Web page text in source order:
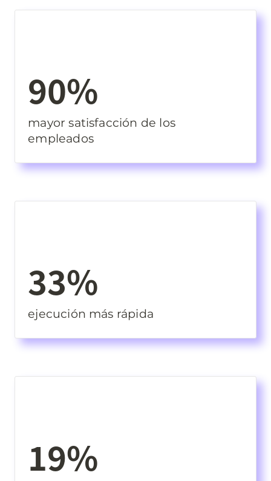
90%
mayor satisfacción de los
empleados
33%
19%